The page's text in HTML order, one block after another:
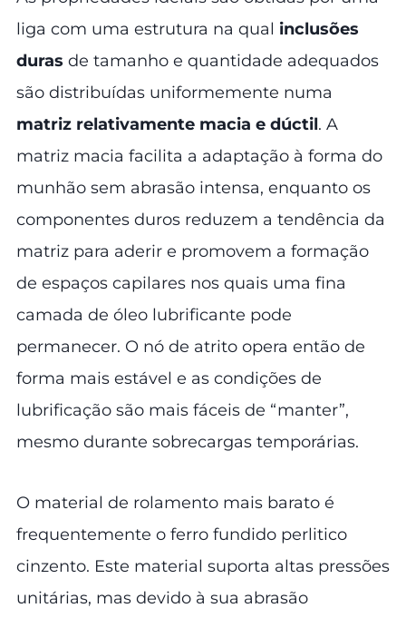
liga com uma estrutura na qual inclusões
duras de tamanho e quantidade adequados
são distribuídas uniformemente numa
matriz relativamente macia e dúctil. A
matriz macia facilita a adaptação à forma do
munhão sem abrasão intensa, enquanto os
componentes duros reduzem a tendência da
matriz para aderir e promovem a formação
de espaços capilares nos quais uma fina
camada de óleo lubrificante pode
permanecer. O nó de atrito opera então de
forma mais estável e as condições de
lubrificação são mais fáceis de “manter”,
mesmo durante sobrecargas temporárias.
O material de rolamento mais barato é
frequentemente o ferro fundido perlitico
cinzento. Este material suporta altas pressões
unitárias, mas devido à sua abrasão